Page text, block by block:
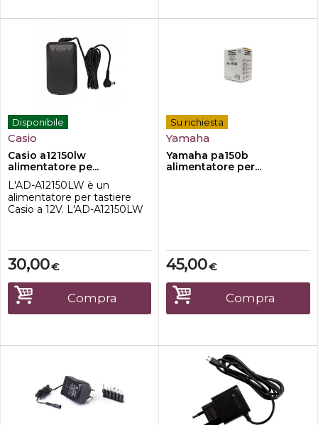
Disponibile
Casio
Casio a12150lw
alimentatore pe...
L'AD-A12150LW è un
alimentatore per tastiere
Casio a 12V. L'AD-A12150LW
direttamente a una presa di
corrente.CaratteristicheOutp
ut: 12 Volt / 1,5
AmperePolarità positiva
all'internoTastiere
compatibili: PX-130, PX-330,
€
30,00
Compra
Su richiesta
Yamaha
Yamaha pa150b
alimentatore per...
€
45,00
Compra